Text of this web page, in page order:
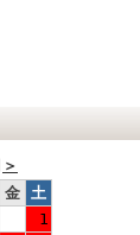
＞
金 土
1